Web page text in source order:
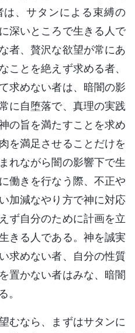
、サタンによる束縛の
深いところで生きる人で
者、贅沢な欲望が常にあ
ことを絶えず求める者、
求めない者は、暗闇の影
に自堕落で、真理の実践
の旨を満たすことを求め
を満足させることだけを
れながら闇の影響下で生
働きを行なう際、不正や
加減なやり方で神に対応
ず自分のために計画を立
きる人である。神を誠実
求めない者、自分の性質
置かない者はみな、暗闇
。
むなら、まずはサタンに